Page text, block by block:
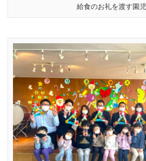
給食のお礼を渡す園児